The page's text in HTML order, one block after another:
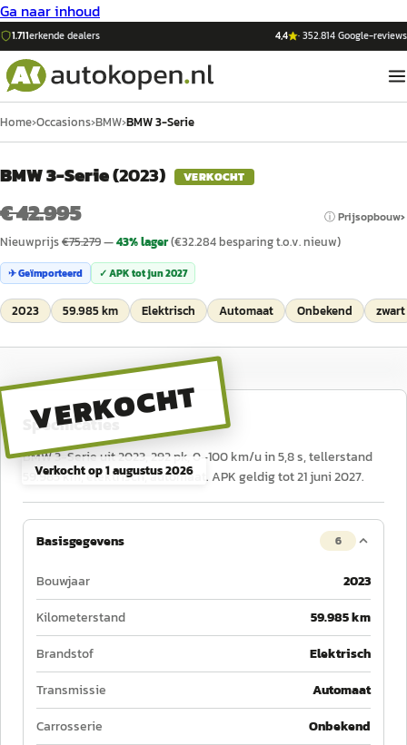
Ga naar inhoud
1.711erkende dealers 4,4 ·352.814Google-reviews
Home›Occasions›BMW›BMW 3-Serie
BMW 3-Serie(2023) VERKOCHT
€ 42.995 ⓘ Prijsopbouw
Nieuwprijs€75.279—43% lager(€32.284besparing t.o.v. nieuw)
✈ Geïmporteerd ✓ APK totjun 2027
2023 59.985 km Elektrisch Automaat Onbekend zwart
VERKOCHT
Verkocht op1 augustus 2026
Specificaties
BMW 3-Serie uit 2023, 292 pk, 0–100 km/u in 5,8 s, tellerstand
59.985 km, elektrisch, automaat. APK geldig tot 21 juni 2027.
Basisgegevens 6
Bouwjaar
2023
Kilometerstand
59.985 km
Brandstof
Elektrisch
Transmissie
Automaat
Carrosserie
Onbekend